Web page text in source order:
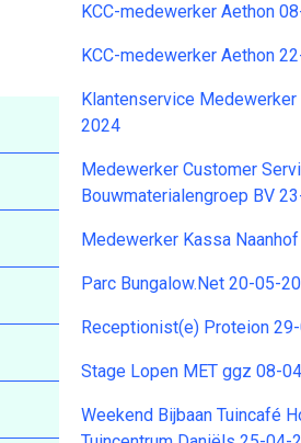
KCC-medewerker Aethon
KCC-medewerker Aethon
Klantenservice
2024
Medewerker Customer
Bouwmaterialengroep BV
Medewerker Kassa
Parc Bungalow.Net 20-05-
Receptionist(e) Proteion
Stage Lopen MET ggz 08-
Weekend Bijbaan Tuincafé